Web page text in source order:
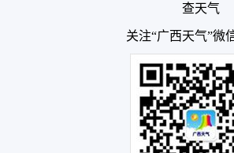
查天气
关注“广西天气”微